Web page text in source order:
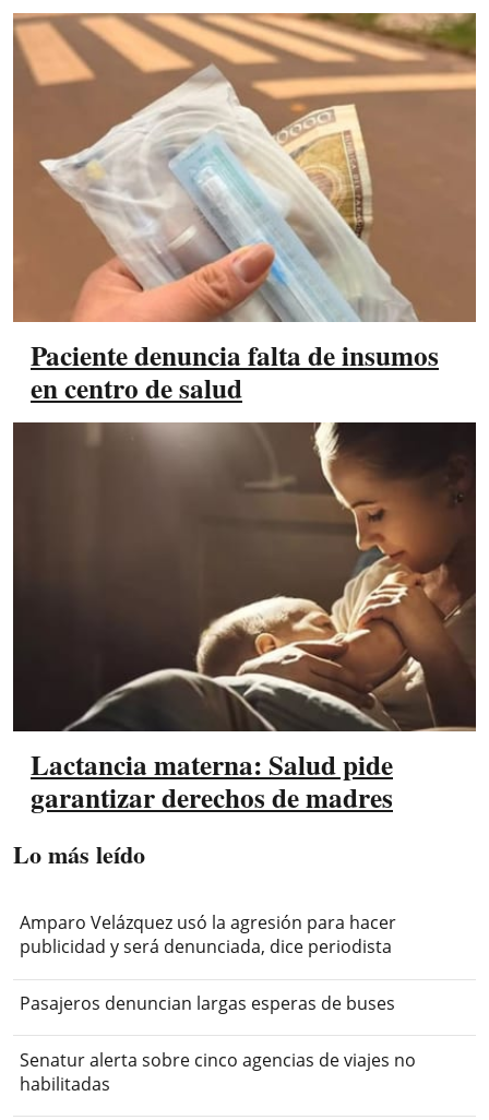
Paciente denuncia falta de insumos
en centro de salud
Lactancia materna: Salud pide
garantizar derechos de madres
Lo más leído
Amparo Velázquez usó la agresión para hacer
publicidad y será denunciada, dice periodista
Pasajeros denuncian largas esperas de buses
Senatur alerta sobre cinco agencias de viajes no
habilitadas